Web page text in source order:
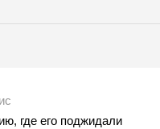
где его поджидали